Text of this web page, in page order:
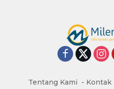
Tentang Kami Kontak